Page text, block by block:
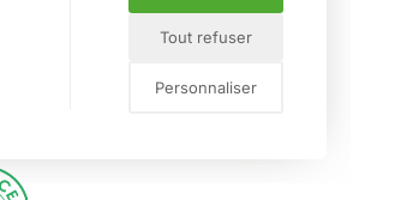
chiffrage devis
et livraison
Tout refuser
Personnaliser